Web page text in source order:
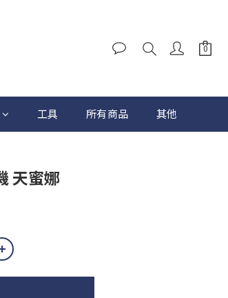
工具 所有商品 其他
天蜜娜